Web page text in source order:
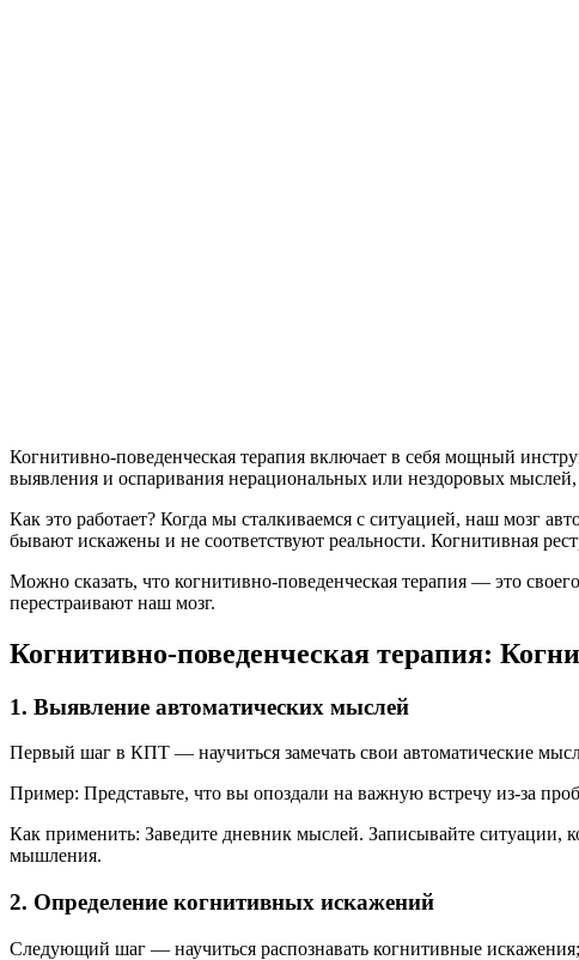
Когнитивно-поведенческая терапия включает в себя мощный
выявления и оспаривания нерациональных или нездоровых
Как это работает? Когда мы сталкиваемся с ситуацией, наш мозг
бывают искажены и не соответствуют реальности. Когнитивная
Можно сказать, что когнитивно-поведенческая терапия — это
перестраивают наш мозг.
Когнитивно-поведенческая терапия:
1. Выявление автоматических мыслей
Первый шаг в КПТ — научиться замечать свои автоматические
Пример: Представьте, что вы опоздали на важную встречу из-за
Как применить: Заведите дневник мыслей. Записывайте
мышления.
2. Определение когнитивных искажений
Следующий шаг — научиться распознавать когнитивные